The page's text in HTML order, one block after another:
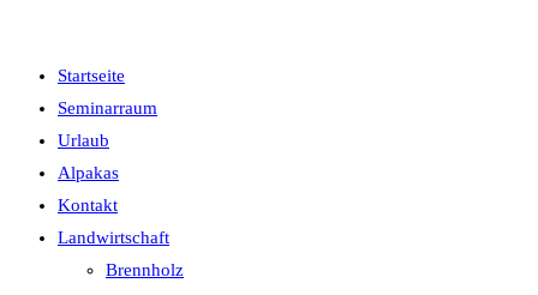
Startseite
Seminarraum
Urlaub
Alpakas
Kontakt
Landwirtschaft
Brennholz